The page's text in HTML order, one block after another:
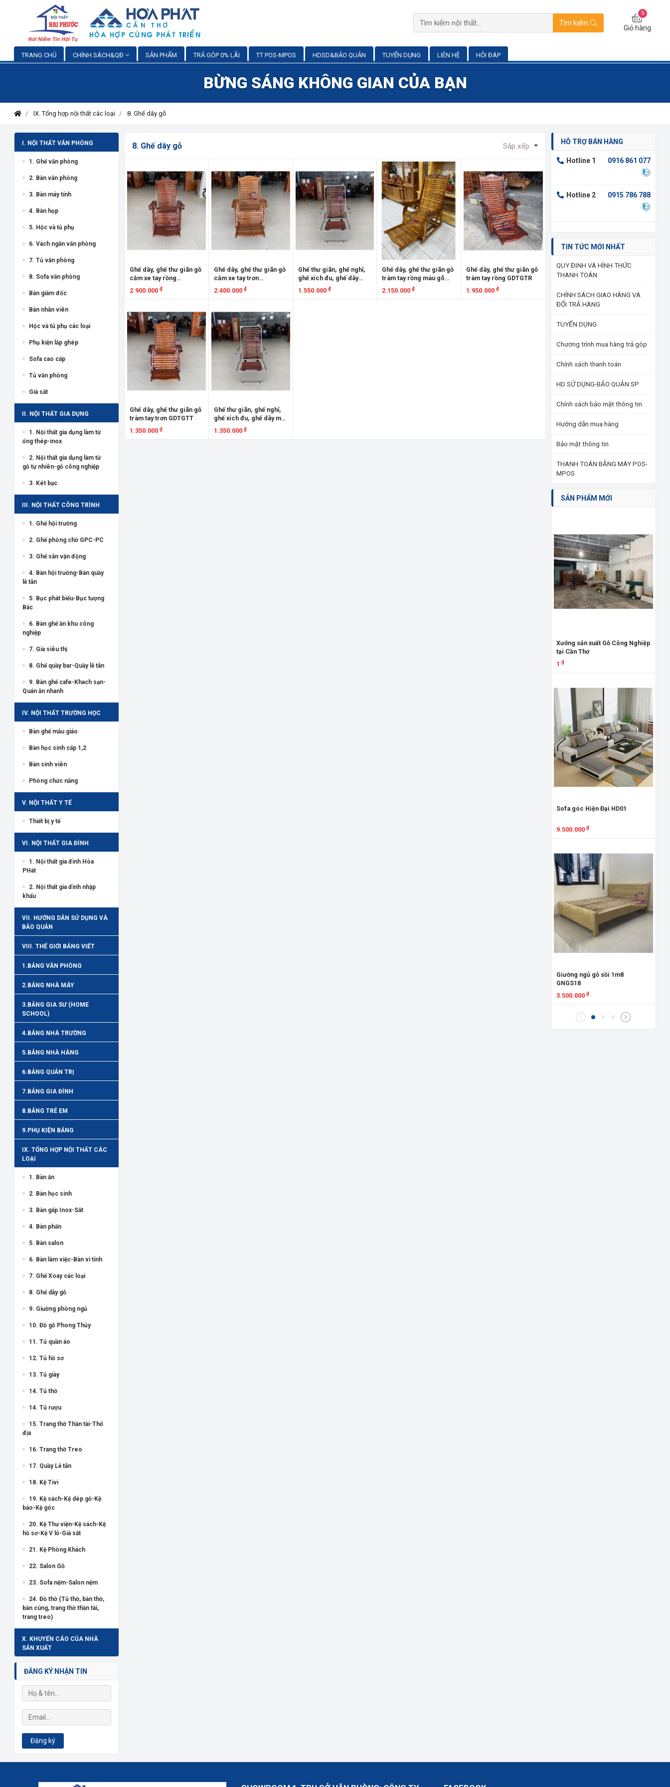
Tìm kiếm
0
Giỏ hàng
TRANG CHỦ CHÍNH SÁCH&QĐ SẢN PHẨM TRẢ GÓP 0% LÃI TT POS-MPOS HDSD&BẢO QUẢN TUYỂN DỤNG LIÊN HỆ HỎI ĐÁP
BỪNG SÁNG KHÔNG GIAN CỦA BẠN
IX. Tổng hợp nội thất các loại 8. Ghế dây gỗ
I. NỘI THẤT VĂN PHÒNG
1. Ghế văn phòng
2. Bàn văn phòng
3. Bàn máy tính
4. Bàn họp
5. Hộc và tủ phụ
6. Vách ngăn văn phòng
7. Tủ văn phòng
8. Sofa văn phòng
Bàn giám đốc
Bàn nhân viên
Hộc và tủ phụ các loại
Phụ kiện lắp ghép
Sofa cao cấp
Tủ văn phòng
Giá sắt
II. NỘI THẤT GIA DỤNG
1. Nội thất gia dụng làm từ
ống thép-inox
2. Nội thất gia dụng làm từ
gỗ tự nhiên-gỗ công nghiệp
3. Két bạc
III. NỘI THẤT CÔNG TRÌNH
1. Ghế hội trường
2. Ghế phòng chờ GPC-PC
3. Ghế sân vận động
4. Bàn hội trường-Bàn quầy
lễ tân
5. Bục phát biểu-Bục tượng
Bác
6. Bàn ghế ăn khu công
nghiệp
7. Gía siêu thị
8. Ghế quầy bar-Quầy lễ tân
9. Bàn ghế cafe-Khach sạn-
Quán ăn nhanh
IV. NỘI THẤT TRƯỜNG HỌC
Bàn ghế mẫu giáo
Bàn học sinh cấp 1,2
Bàn sinh viên
Phòng chức năng
V. NỘI THẤT Y TẾ
Thiết bị y tế
VI. NỘI THẤT GIA ĐÌNH
1. Nội thất gia đình Hòa
PHát
2. Nội thất gia đình nhập
khẩu
VII. HƯỚNG DẪN SỬ DỤNG VÀ
BẢO QUẢN
VIII. THẾ GIỚI BẢNG VIẾT
1.BẢNG VĂN PHÒNG
2.BẢNG NHÀ MÁY
3.BẢNG GIA SƯ (HOME
SCHOOL)
4.BẢNG NHÀ TRƯỜNG
5.BẢNG NHÀ HÀNG
6.BẢNG QUẢN TRỊ
7.BẢNG GIA ĐÌNH
8.BẢNG TRẺ EM
9.PHỤ KIỆN BẢNG
IX. TỔNG HỢP NỘI THẤT CÁC
LOẠI
1. Bàn ăn
2. Bàn học sinh
3. Bàn gấp Inox-Sắt
4. Bàn phấn
5. Bàn salon
6. Bàn làm việc-Bàn vi tính
7. Ghế Xoay các loại
8. Ghế dây gỗ
9. Giường phòng ngủ
10. Đồ gỗ Phong Thủy
11. Tủ quần áo
12. Tủ hồ sơ
13. Tủ giày
14. Tủ thờ
14. Tủ rượu
15. Trang thờ Thần tài-Thổ
địa
16. Trang thờ Treo
17. Quầy Lễ tân
18. Kệ Tivi
19. Kệ sách-Kệ dép gỗ-Kệ
báo-Kệ góc
20. Kệ Thư viện-Kệ sách-Kệ
hồ sơ-Kệ V lỗ-Giá sắt
21. Kệ Phòng Khách
22. Salon Gỗ
23. Sofa nệm-Salon nệm
24. Đồ thờ (Tủ thờ, bàn thờ,
bàn cúng, trang thờ thần tài,
trang treo)
X. KHUYẾN CÁO CỦA NHÀ
SẢN XUẤT
ĐĂNG KÝ NHẬN TIN
Đăng ký
8. Ghế dây gỗ Sắp xếp
Ghế dây, ghế thư giãn gỗ
căm xe tay rồng
GDTGCXTR
2.900.000 ₫
Ghế dây, ghế thư giãn gỗ
căm xe tay trơn
GDTGCXTT
2.400.000 ₫
Ghế thư giãn, ghế nghỉ,
ghế xích đu, ghế dây
inox XD03I
1.550.000 ₫
Ghế dây, ghế thư giãn gỗ
tràm tay rồng màu gõ
GDTGTRG
2.150.000₫
Ghế dây, ghế thư giãn gỗ
tràm tay rồng GDTGTR
1.950.000₫
Ghế dây, ghế thư giãn gỗ
tràm tay trơn GDTGTT
1.350.000 ₫
Ghế thư giãn, ghế nghỉ,
ghế xích đu, ghế dây mạ
XD03
1.350.000 ₫
HỖ TRỢ BÁN HÀNG
Hotline 1 0916 861 077
Hotline 2 0915 786 788
TIN TỨC MỚI NHẤT
QUY ĐỊNH VÀ HÌNH THỨC
THANH TOÁN
CHÍNH SÁCH GIAO HÀNG VÀ
ĐỔI TRẢ HÀNG
TUYỂN DỤNG
Chương trình mua hàng trả góp
Chính sách thanh toán
HD SỬ DỤNG-BẢO QUẢN SP
Chính sách bảo mật thông tin
Hướng dẫn mua hàng
Bảo mật thông tin
THANH TOÁN BẰNG MÁY POS-
MPOS
SẢN PHẨM MỚI
Xưởng sản xuất Gỗ Công Nghiệp
tại Cần Thơ
1₫
Sofa góc Hiện Đại HD01
9.500.000₫
Giường ngủ gỗ sồi 1m8
GNGS18
3.500.000₫